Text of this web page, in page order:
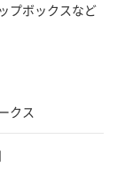
プボックスなど
クス